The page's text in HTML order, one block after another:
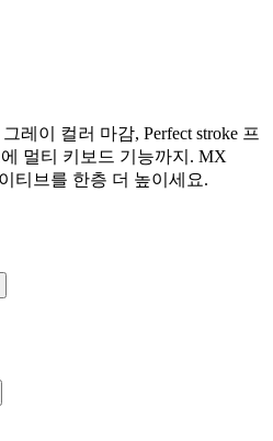
레이 컬러 마감, Perfect stroke 프
멀티 키보드 기능까지. MX
티브를 한층 더 높이세요.